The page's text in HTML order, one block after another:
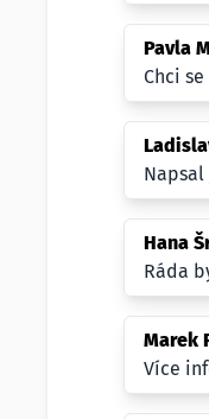
Pavla
Chci
Napsal
Hana
Ráda
Marek
Více